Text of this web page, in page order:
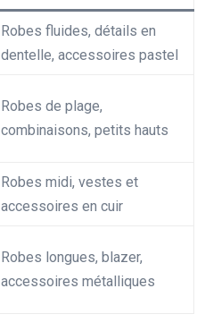
Robes fluides, détails en
dentelle, accessoires pastel
Robes de plage,
combinaisons, petits hauts
Robes midi, vestes et
accessoires en cuir
Robes longues, blazer,
accessoires métalliques